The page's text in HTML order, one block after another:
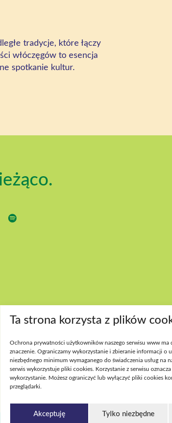
Ta strona korzysta z plików
Ochrona prywatności użytkowników naszego serwisu www ma
znaczenie. Ograniczamy wykorzystanie i zbieranie informacji o
niezbędnego minimum wymaganego do świadczenia usług na
serwis wykorzystuje pliki cookies. Korzystanie z serwisu
wykorzystanie. Możesz ograniczyć lub wyłączyć pliki cookies
przeglądarki.
Akceptuję Tylko niezbędne
tradycje, które łączy
włóczęgów to esencja
spotkanie kultur.